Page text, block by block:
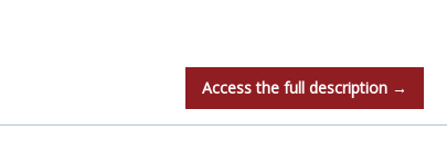
Access the full description →